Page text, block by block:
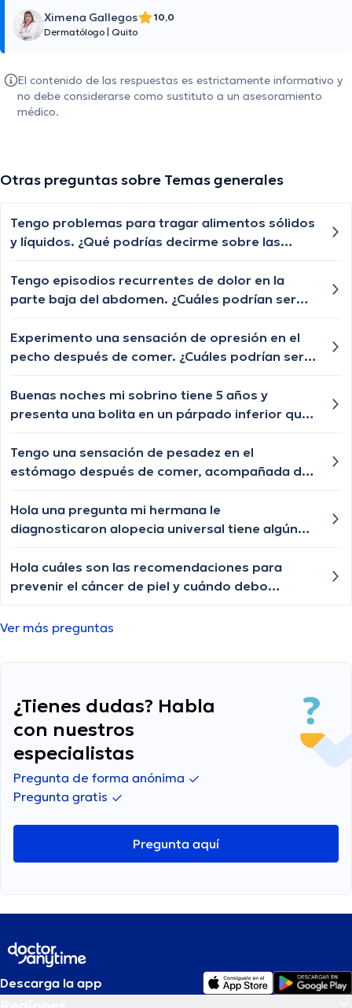
Ximena Gallegos
10,0
Dermatólogo Quito
El contenido de las respuestas es estrictamente informativo y
no debe considerarse como sustituto a un asesoramiento
médico.
Otras preguntas sobre Temas generales
Tengo problemas para tragar alimentos sólidos
y líquidos. ¿Qué podrías decirme sobre las
buscar ayuda médica?
Tengo episodios recurrentes de dolor en la
parte baja del abdomen. ¿Cuáles podrían ser
cuándo debería buscar atención médica?
Experimento una sensación de opresión en el
pecho después de comer. ¿Cuáles podrían ser
opresión y cuándo debería buscar atención
médica?
Buenas noches mi sobrino tiene 5 años y
presenta una bolita en un párpado inferior que
vuelve aparecer, qué especialista nos puede
ayudar?
Tengo una sensación de pesadez en el
estómago después de comer, acompañada de
posibles causas de esta sensación y cuándo
debería buscar orientación médica?
Hola una pregunta mi hermana le
diagnosticaron alopecia universal tiene algún
las cejas y pestañas , aunque ya le están
creciendo de a poquito pero lento y chiquititos
pestañas igual algún tratamiento q le ayude a
Hola cuáles son las recomendaciones para
prevenir el cáncer de piel y cuándo debo
Ver más preguntas
¿Tienes dudas? Habla
con nuestros
especialistas
Pregunta de forma anónima
Pregunta gratis
Pregunta aquí
Descarga la app